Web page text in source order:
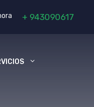
+ 943090617